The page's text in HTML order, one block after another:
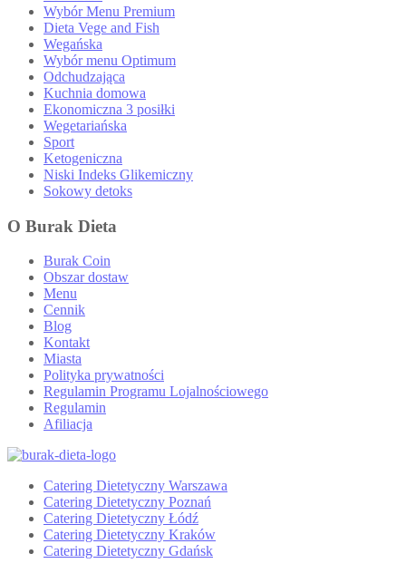
Wybór Menu Premium
Dieta Vege and Fish
Wegańska
Wybór menu Optimum
Odchudzająca
Kuchnia domowa
Ekonomiczna 3 posiłki
Wegetariańska
Sport
Ketogeniczna
Niski Indeks Glikemiczny
Sokowy detoks
O Burak Dieta
Burak Coin
Obszar dostaw
Menu
Cennik
Blog
Kontakt
Miasta
Polityka prywatności
Regulamin Programu Lojalnościowego
Regulamin
Afiliacja
Catering Dietetyczny Warszawa
Catering Dietetyczny Poznań
Catering Dietetyczny Łódź
Catering Dietetyczny Kraków
Catering Dietetyczny Gdańsk